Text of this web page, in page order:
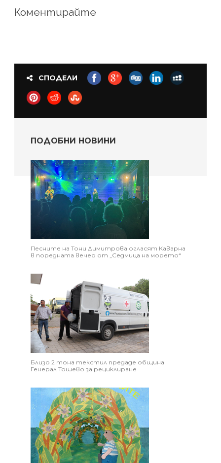
Коментирайте
СПОДЕЛИ
ПОДОБНИ НОВИНИ
Песните на Тони Димитрова огласят Каварна
в поредната вечер от „Седмица на морето“
Близо 2 тона текстил предаде община
Генерал Тошево за рециклиране